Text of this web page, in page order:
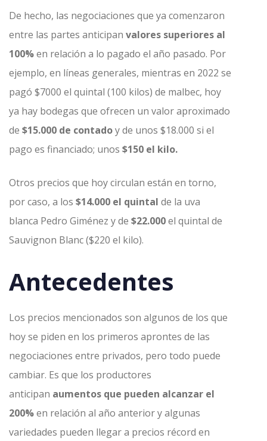
De hecho, las negociaciones que ya comenzaron
entre las partes anticipan valores superiores al
100%en relación a lo pagado el año pasado. Por
ejemplo, en líneas generales, mientras en 2022 se
pagó $7000 el quintal (100 kilos) de malbec, hoy
ya hay bodegas que ofrecen un valor aproximado
de $15.000 de contadoy de unos $18.000 si el
pago es financiado; unos $150 el kilo.
Otros precios que hoy circulan están en torno,
por caso, a los $14.000 el quintal de la uva
blanca Pedro Giménez y de $22.000el quintal de
Sauvignon Blanc ($220 el kilo).
Antecedentes
Los precios mencionados son algunos de los que
hoy se piden en los primeros aprontes de las
negociaciones entre privados, pero todo puede
cambiar. Es que los productores
anticipan aumentos que pueden alcanzar el
200%en relación al año anterior y algunas
variedades pueden llegar a precios récord en